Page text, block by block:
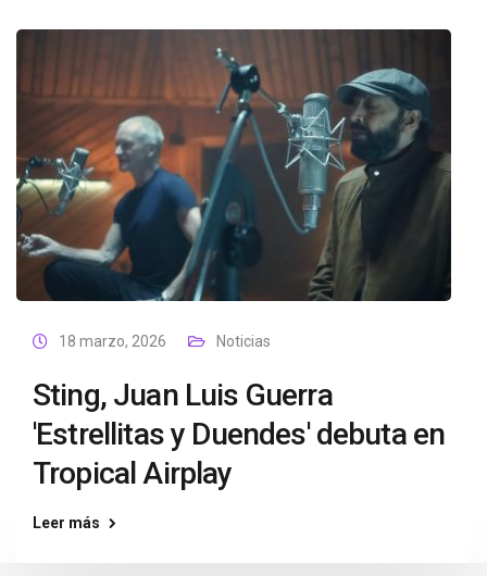
18 marzo, 2026 Noticias
Sting, Juan Luis Guerra
'Estrellitas y Duendes' debuta en
Tropical Airplay
Leer más